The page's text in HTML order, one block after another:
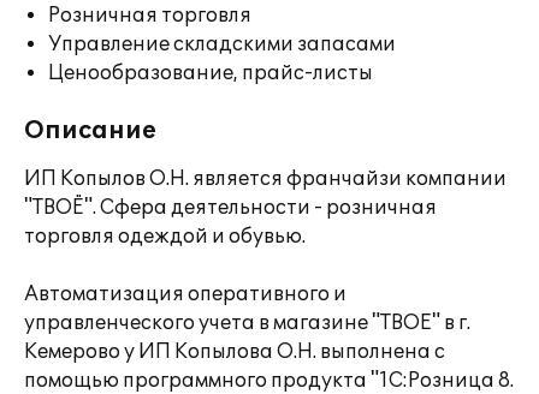
Розничная торговля
Управление складскими запасами
Ценообразование, прайс-листы
Описание
ИП Копылов О.Н. является франчайзи компании
"ТВОЁ". Сфера деятельности - розничная
торговля одеждой и обувью.
Автоматизация оперативного и
управленческого учета в магазине "ТВОЕ" в г.
Кемерово у ИП Копылова О.Н. выполнена с
помощью программного продукта "1C:Розница 8.